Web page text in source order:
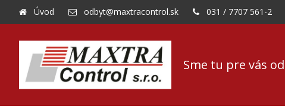
Sme tu pre vás
Úvod odbyt@maxtracontrol.sk 031 / 7707 561-2